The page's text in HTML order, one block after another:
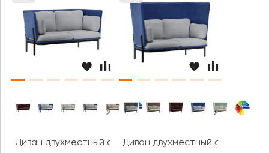
Диван двухместный с низкой спинкой Стато / Stato
Диван двухместный с высокой